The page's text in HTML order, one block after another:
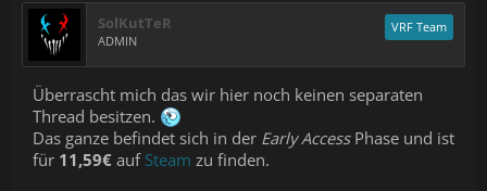
SolKutTeR
ADMIN
VRF Team
Überrascht mich das wir hier noch keinen separaten
Thread besitzen.
Das ganze befindet sich in der Early AccessPhase und ist
für 11,59€ auf Steam zu finden.